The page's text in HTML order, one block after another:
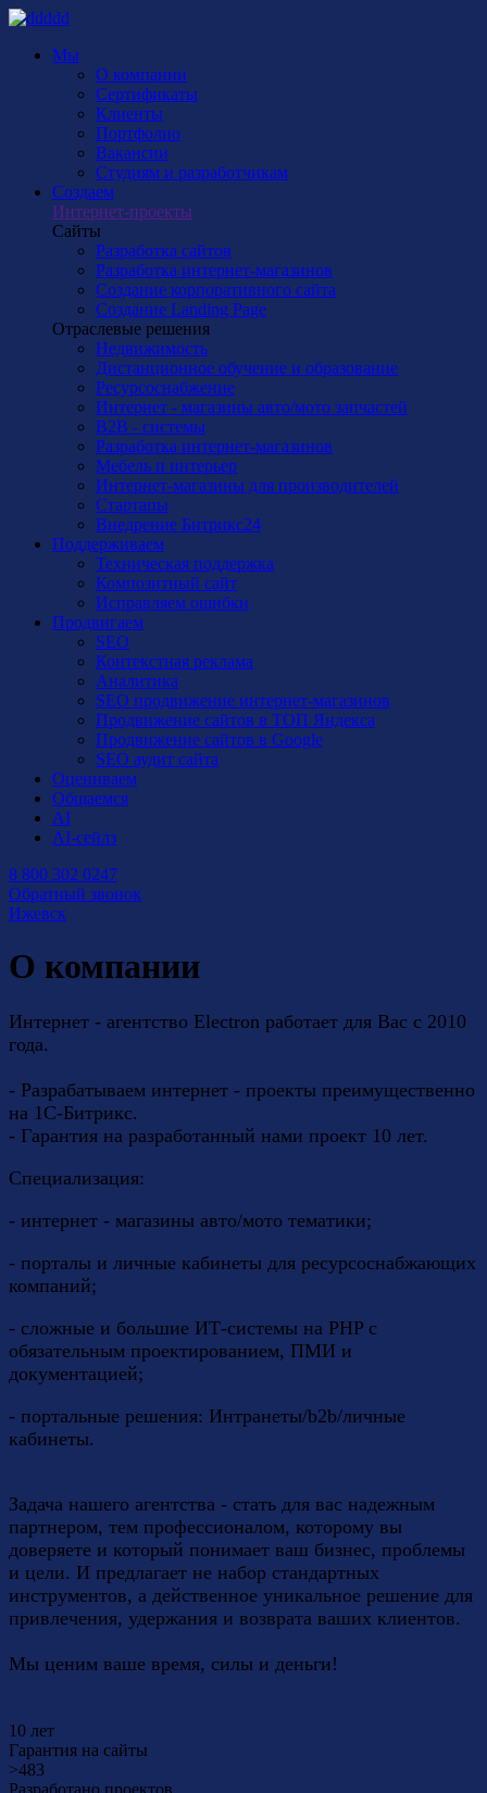
Мы
О компании
Сертификаты
Клиенты
Портфолио
Вакансии
Студиям и разработчикам
Создаем
Интернет-проекты
Сайты
Разработка сайтов
Разработка интернет-магазинов
Создание корпоративного сайта
Создание Landing Page
Отраслевые решения
Недвижимость
Дистанционное обучение и образование
Ресурсоснабжение
Интернет - магазины авто/мото запчастей
B2B - системы
Разработка интернет-магазинов
Мебель и интерьер
Интернет-магазины для производителей
Стартапы
Внедрение Битрикс24
Поддерживаем
Техническая поддержка
Композитный сайт
Исправляем ошибки
Продвигаем
SEO
Контекстная реклама
Аналитика
SEO продвижение интернет-магазинов
Продвижение сайтов в ТОП Яндекса
Продвижение сайтов в Google
SEO аудит сайта
Оцениваем
Общаемся
AI
AI-сейлз
8 800 302 0247
Обратный звонок
Ижевск
О компании
Интернет - агентство Electron работает для Вас с 2010
года.
- Разрабатываем интернет - проекты преимущественно
на 1С-Битрикс.
- Гарантия на разработанный нами проект 10 лет.
Специализация:
- интернет - магазины авто/мото тематики;
- порталы и личные кабинеты для ресурсоснабжающих
компаний;
- сложные и большие ИТ-системы на PHP с
обязательным проектированием, ПМИ и
документацией;
- портальные решения: Интранеты/b2b/личные
кабинеты.
Задача нашего агентства - стать для вас надежным
партнером, тем профессионалом, которому вы
доверяете и который понимает ваш бизнес, проблемы
и цели. И предлагает не набор стандартных
инструментов, а действенное уникальное решение для
привлечения, удержания и возврата ваших клиентов.
Мы ценим ваше время, силы и деньги!
10 лет
Гарантия на сайты
>483
Разработано проектов